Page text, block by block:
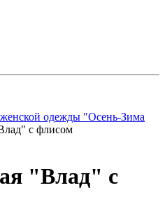
одежды "Осень-Зима
с флисом
"Влад" с